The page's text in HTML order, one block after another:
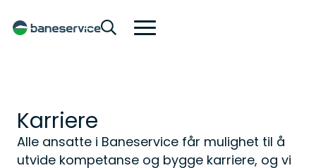
Karriere
Alle ansatte i Baneservice får mulighet til å
utvide kompetanse og bygge karriere, og vi